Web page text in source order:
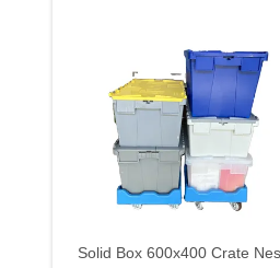
Solid Box 600x400 Crate